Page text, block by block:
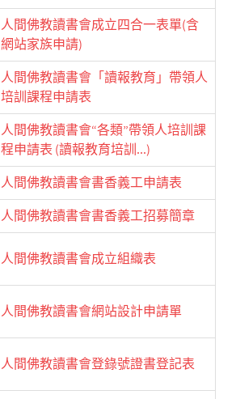
人間佛教讀書會成立四合一表單(含
網站家族申請)
人間佛教讀書會「讀報教育」帶領人
培訓課程申請表
人間佛教讀書會“各類”帶領人培訓課
程申請表 (讀報教育培訓...)
人間佛教讀書會書香義工申請表
人間佛教讀書會書香義工招募簡章
人間佛教讀書會成立組織表
人間佛教讀書會網站設計申請單
人間佛教讀書會登錄號證書登記表